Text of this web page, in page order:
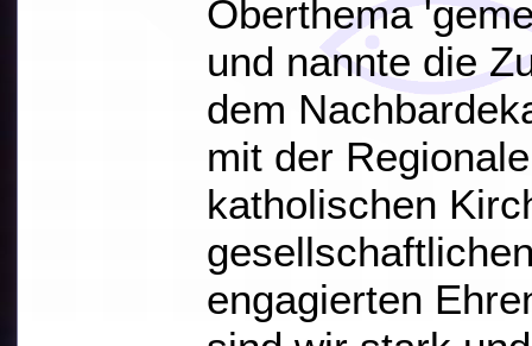
Oberthema
und nannte die
dem
mit der
katholischen
engagierten